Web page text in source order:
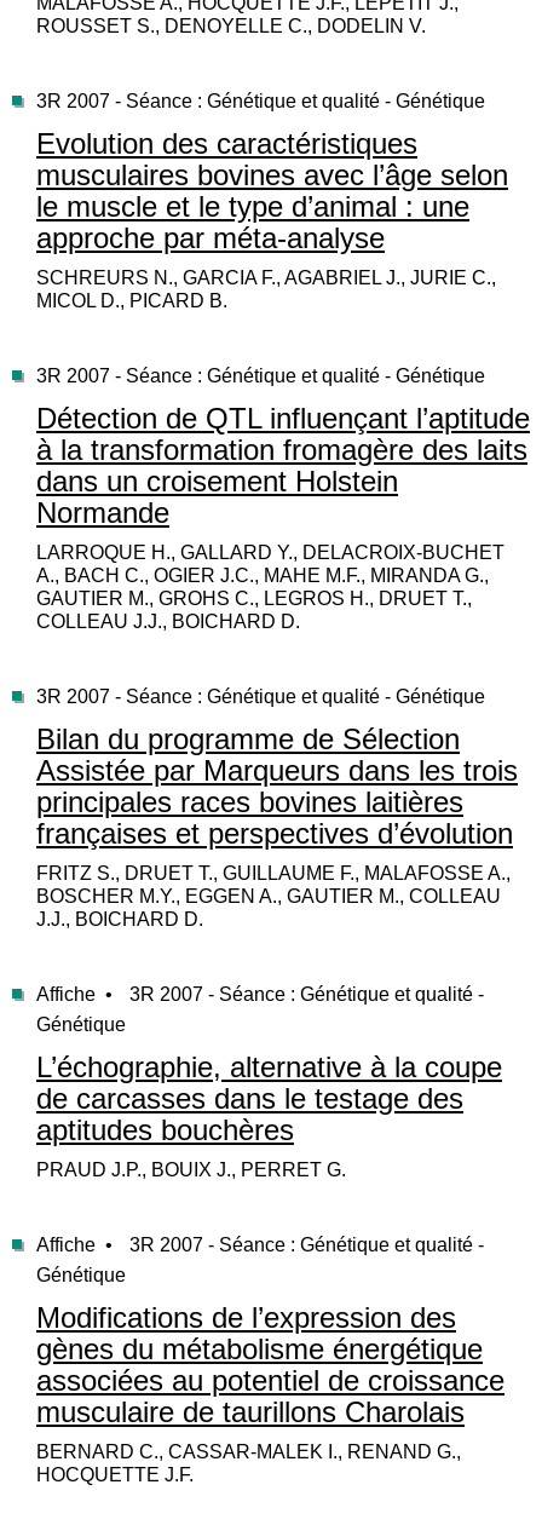
ROUSSET S., DENOYELLE C., DODELIN V.
3R 2007 - Séance : Génétique et qualité - Génétique
Evolution des caractéristiques
musculaires bovines avec l’âge selon
le muscle et le type d’animal : une
approche par méta-analyse
SCHREURS N., GARCIA F., AGABRIEL J., JURIE C.,
MICOL D., PICARD B.
3R 2007 - Séance : Génétique et qualité - Génétique
Détection de QTL influençant l’aptitude
à la transformation fromagère des laits
dans un croisement Holstein
Normande
LARROQUE H., GALLARD Y., DELACROIX-BUCHET
A., BACH C., OGIER J.C., MAHE M.F., MIRANDA G.,
GAUTIER M., GROHS C., LEGROS H., DRUET T.,
COLLEAU J.J., BOICHARD D.
3R 2007 - Séance : Génétique et qualité - Génétique
Bilan du programme de Sélection
Assistée par Marqueurs dans les trois
principales races bovines laitières
françaises et perspectives d’évolution
FRITZ S., DRUET T., GUILLAUME F., MALAFOSSE A.,
BOSCHER M.Y., EGGEN A., GAUTIER M., COLLEAU
J.J., BOICHARD D.
Affiche •
3R 2007 - Séance : Génétique et qualité -
Génétique
L’échographie, alternative à la coupe
de carcasses dans le testage des
aptitudes bouchères
PRAUD J.P., BOUIX J., PERRET G.
Affiche •
3R 2007 - Séance : Génétique et qualité -
Génétique
Modifications de l’expression des
gènes du métabolisme énergétique
associées au potentiel de croissance
musculaire de taurillons Charolais
BERNARD C., CASSAR-MALEK I., RENAND G.,
HOCQUETTE J.F.